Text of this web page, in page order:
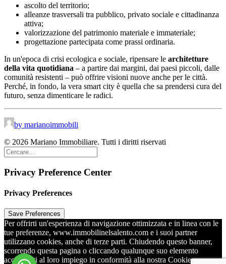
ascolto del territorio;
alleanze trasversali tra pubblico, privato sociale e cittadinanza
attiva;
valorizzazione del patrimonio materiale e immateriale;
progettazione partecipata come prassi ordinaria.
In un'epoca di crisi ecologica e sociale, ripensare le architetture
della vita quotidiana – a partire dai margini, dai paesi piccoli, dalle
comunità resistenti – può offrire visioni nuove anche per le città.
Perché, in fondo, la vera smart city è quella che sa prendersi cura del
futuro, senza dimenticare le radici.
by marianoimmobili
© 2026 Mariano Immobiliare. Tutti i diritti riservati
Privacy Preference Center
Privacy Preferences
Per offrirti un'esperienza di navigazione ottimizzata e in linea con le
tue preferenze, www.immobilinelsalento.com e i suoi partner
utilizzano cookies, anche di terze parti. Chiudendo questo banner,
scorrendo questa pagina o cliccando qualunque suo elemento
acconsenti al loro impiego in conformità alla nostra Cookie